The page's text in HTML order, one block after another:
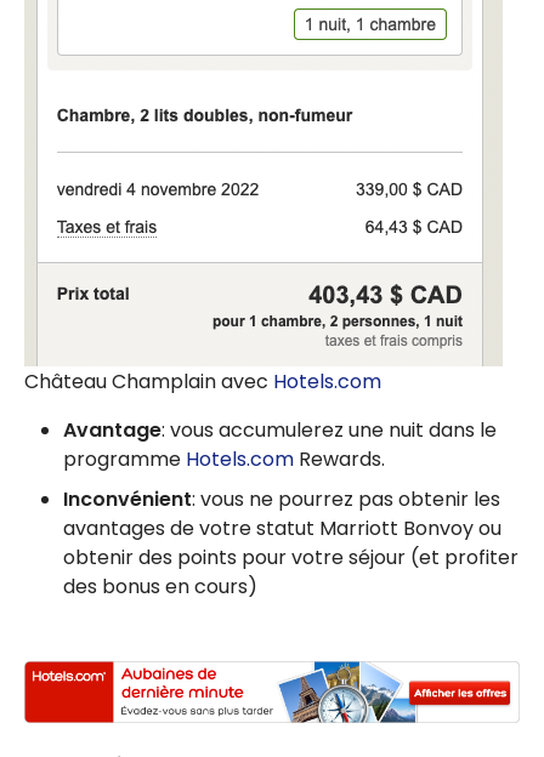
Château Champlain avec Hotels.com
Avantage: vous accumulerez une nuit dans le
programme Hotels.com Rewards.
Inconvénient: vous ne pourrez pas obtenir les
avantages de votre statut Marriott Bonvoy ou
obtenir des points pour votre séjour (et profiter
des bonus en cours)